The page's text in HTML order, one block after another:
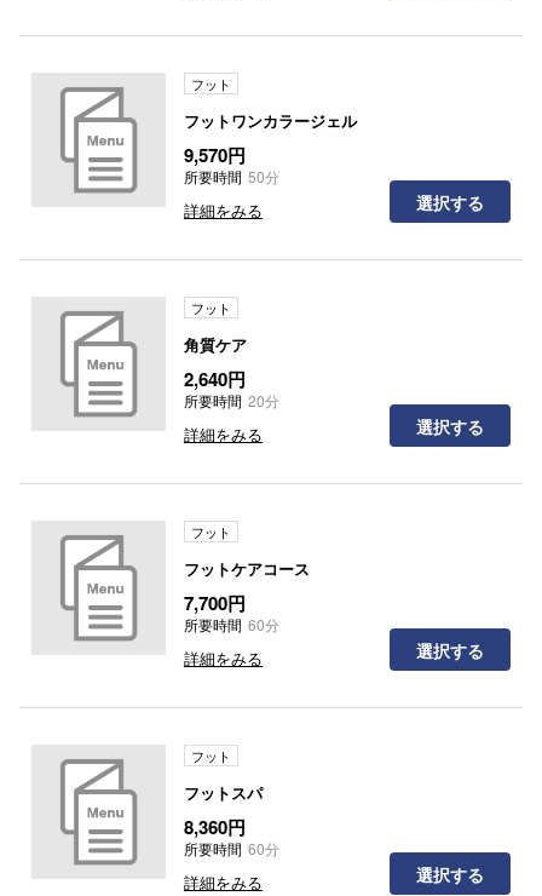
フット
フットワンカラージェル
9,570円
所要時間 50分
詳細をみる 選択する
フット
角質ケア
2,640円
所要時間 20分
詳細をみる 選択する
フット
フットケアコース
7,700円
所要時間 60分
詳細をみる 選択する
フット
フットスパ
8,360円
所要時間 60分
詳細をみる 選択する